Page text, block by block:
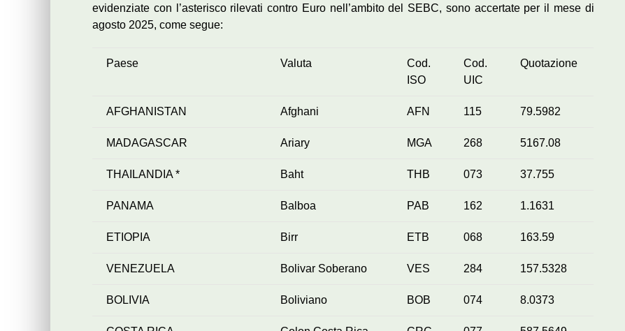
evidenziate con l’asterisco rilevati contro Euro nell’ambito del SEBC, sono accertate per il mese di
agosto 2025, come segue:
Paese Valuta
Cod.
ISO
Cod.
UIC
Quotazione
AFGHANISTAN Afghani AFN 115 79.5982
MADAGASCAR Ariary MGA 268 5167.08
THAILANDIA * Baht THB 073 37.755
PANAMA Balboa PAB 162 1.1631
ETIOPIA Birr ETB 068 163.59
VENEZUELA Bolivar Soberano VES 284 157.5328
BOLIVIA Boliviano BOB 074 8.0373